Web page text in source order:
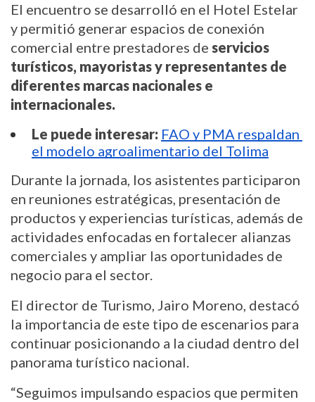
El encuentro se desarrolló en el Hotel Estelar
y permitió generar espacios de conexión
comercial entre prestadores de servicios
turísticos, mayoristas y representantes de
diferentes marcas nacionales e
internacionales.
Le puede interesar: FAO y PMA respaldan
el modelo agroalimentario del Tolima
Durante la jornada, los asistentes participaron
en reuniones estratégicas, presentación de
productos y experiencias turísticas, además de
actividades enfocadas en fortalecer alianzas
comerciales y ampliar las oportunidades de
negocio para el sector.
El director de Turismo, Jairo Moreno, destacó
la importancia de este tipo de escenarios para
continuar posicionando a la ciudad dentro del
panorama turístico nacional.
“Seguimos impulsando espacios que permiten